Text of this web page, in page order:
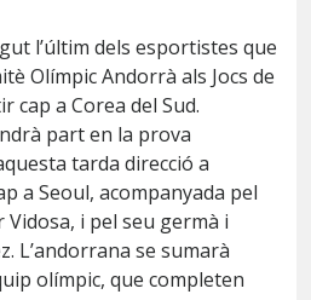
l’últim dels esportistes que
Olímpic Andorrà als Jocs de
cap a Corea del Sud.
part en la prova
tarda direcció a
a Seoul, acompanyada pel
Vidosa, i pel seu germà i
L’andorrana se sumarà
olímpic, que completen